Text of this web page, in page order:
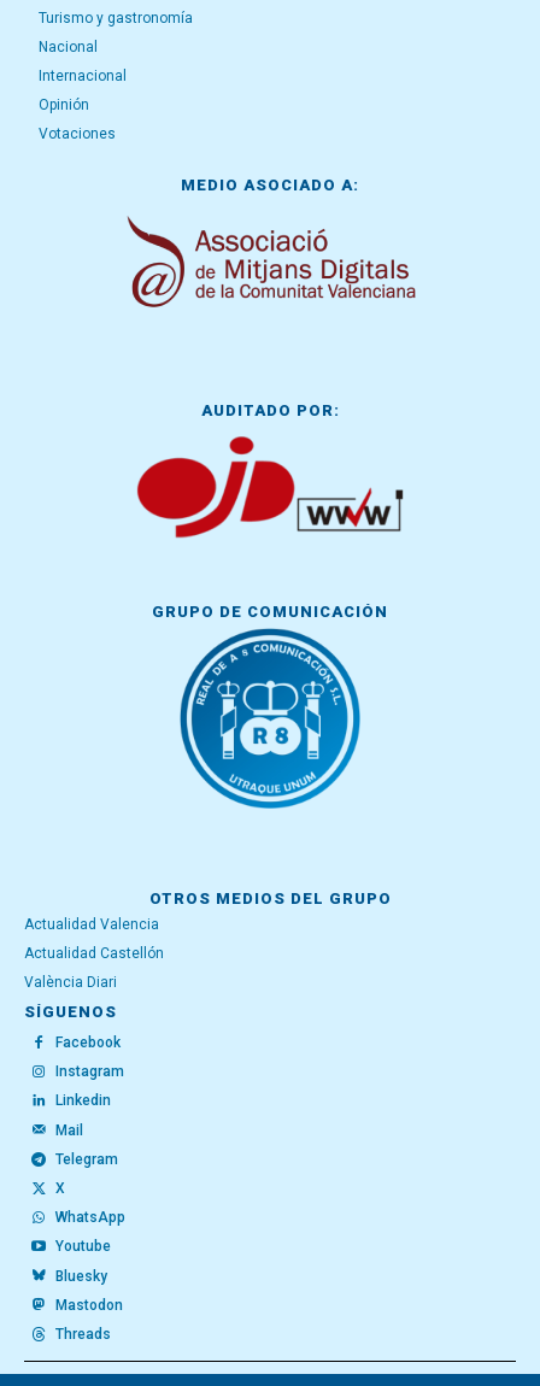
Turismo y gastronomía
Nacional
Internacional
Opinión
Votaciones
MEDIO ASOCIADO A:
AUDITADO POR:
GRUPO DE COMUNICACIÓN
OTROS MEDIOS DEL GRUPO
Actualidad Valencia
Actualidad Castellón
València Diari
SÍGUENOS
Facebook
Instagram
Linkedin
Mail
Telegram
X
WhatsApp
Youtube
Bluesky
Mastodon
Threads